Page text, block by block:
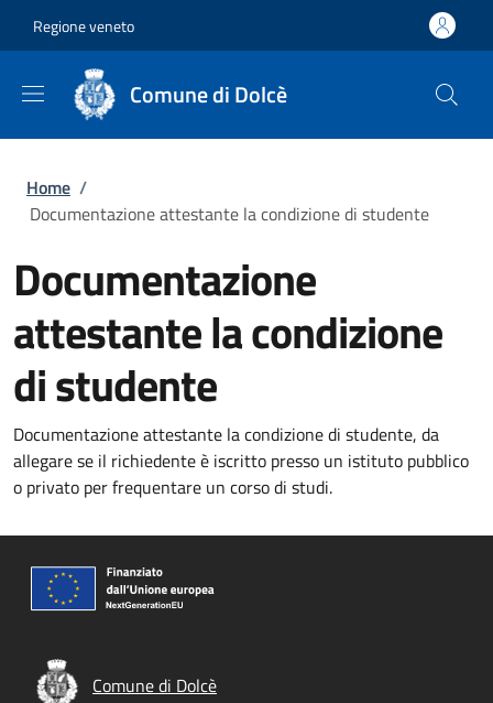
Regione veneto
Comune di Dolcè
Briciole di pane
Home /
Documentazione attestante la condizione di studente
Documentazione
attestante la condizione
di studente
Documentazione attestante la condizione di studente, da
allegare se il richiedente è iscritto presso un istituto pubblico
o privato per frequentare un corso di studi.
Comune di Dolcè